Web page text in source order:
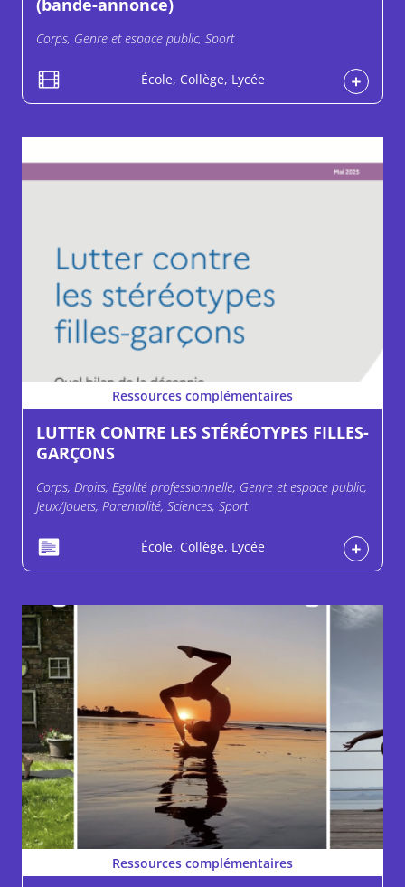
(bande-annonce)
Corps, Genre et espace public, Sport
École, Collège, Lycée
Ressources complémentaires
LUTTER CONTRE LES STÉRÉOTYPES FILLES-
GARÇONS
Corps, Droits, Egalité professionnelle, Genre et espace public,
Jeux/Jouets, Parentalité, Sciences, Sport
École, Collège, Lycée
Ressources complémentaires